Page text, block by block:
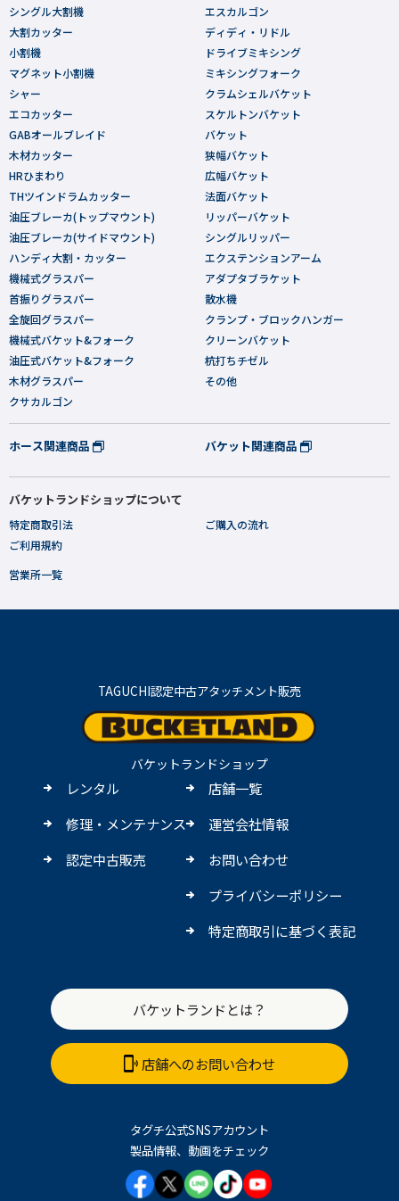
シングル大割機
大割カッター
小割機
マグネット小割機
シャー
エコカッター
GABオールブレイド
木材カッター
HRひまわり
THツインドラムカッター
油圧ブレーカ(トップマウント)
油圧ブレーカ(サイドマウント)
ハンディ大割・カッター
機械式グラスパー
首振りグラスパー
全旋回グラスパー
機械式バケット&フォーク
油圧式バケット&フォーク
木材グラスパー
クサカルゴン
エスカルゴン
ディディ・リドル
ドライブミキシング
ミキシングフォーク
クラムシェルバケット
スケルトンバケット
バケット
狭幅バケット
広幅バケット
法面バケット
リッパーバケット
シングルリッパー
エクステンションアーム
アダプタブラケット
散水機
クランプ・ブロックハンガー
クリーンバケット
杭打ちチゼル
その他
ホース関連商品 バケット関連商品
バケットランドショップについて
特定商取引法
ご利用規約
ご購入の流れ
営業所一覧
TAGUCHI認定中古アタッチメント販売
バケットランドショップ
レンタル
修理・メンテナンス
認定中古販売
店舗一覧
運営会社情報
お問い合わせ
プライバシーポリシー
特定商取引に基づく表記
バケットランドとは？
店舗へのお問い合わせ
タグチ公式SNSアカウント
製品情報、動画をチェック